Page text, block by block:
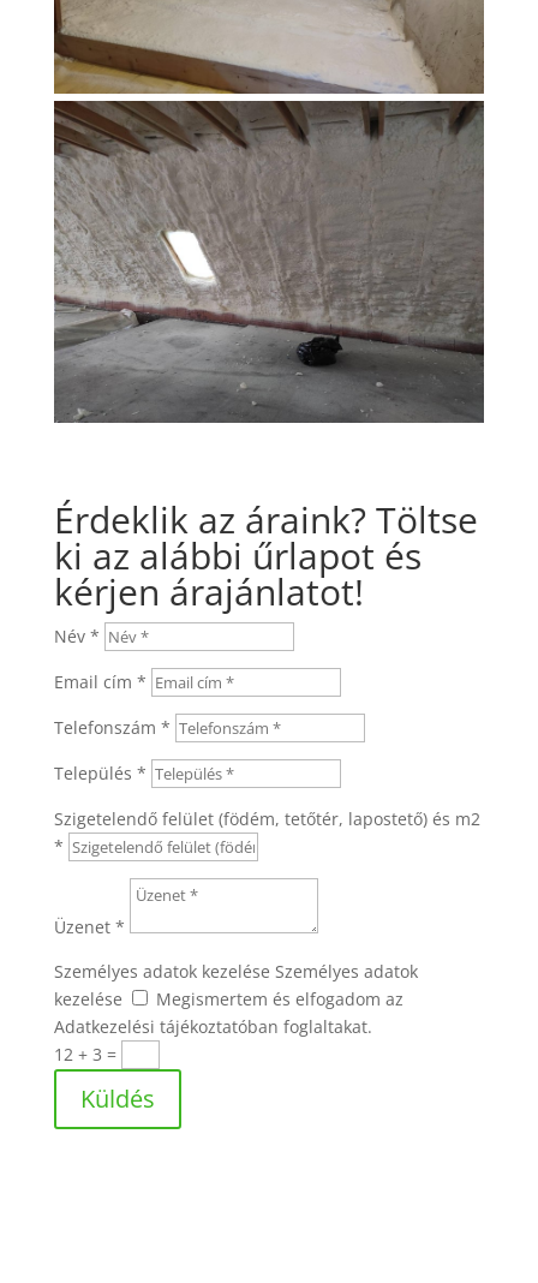
Érdeklik az áraink? Töltse
ki az alábbi űrlapot és
kérjen árajánlatot!
Név *
Email cím *
Telefonszám *
Település *
Szigetelendő felület (födém, tetőtér, lapostető) és m2
*
Üzenet *
Személyes adatok kezelése Személyes adatok
kezelése
Megismertem és elfogadom az
Adatkezelési tájékoztatóban foglaltakat.
12 + 3 =
Küldés